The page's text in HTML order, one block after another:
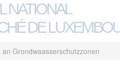
NATIONAL
DE
an Grondwaasserschutzzonen